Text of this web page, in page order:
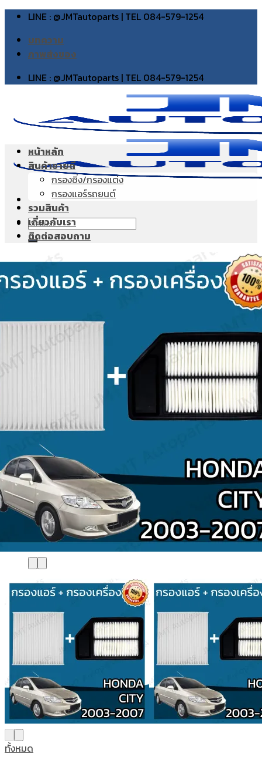
Skip
content
LINE : @JMTautoparts | TEL 084-579-1254
บทความ
ภาพส่งของ
LINE : @JMTautoparts | TEL 084-579-1254
Search
for:
Search
หน้าหลัก
สินค้าขายดี
กรองซิ่ง/กรองแต่ง
กรองแอร์รถยนต์
รวมสินค้า
เกี่ยวกับเรา
ติดต่อสอบถาม
ทั้งหมด